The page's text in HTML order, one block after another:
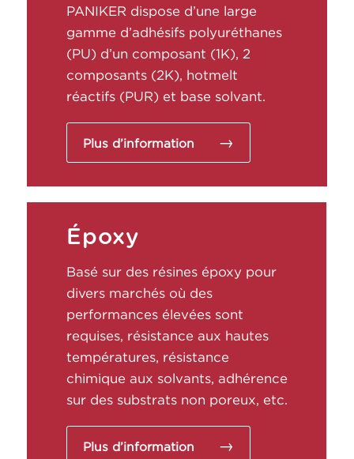
PANIKER dispose d’une large
gamme d’adhésifs polyuréthanes
(PU) d’un composant (1K), 2
composants (2K), hotmelt
réactifs (PUR) et base solvant.
Plus d’information
Époxy
Basé sur des résines époxy pour
divers marchés où des
performances élevées sont
requises, résistance aux hautes
températures, résistance
chimique aux solvants, adhérence
sur des substrats non poreux, etc.
Plus d’information